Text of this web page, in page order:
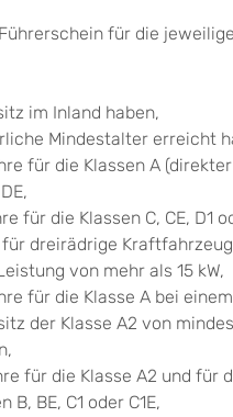
für die
im Inland haben,
Mindestalter erreicht
für die Klassen A (direkter
für die Klassen C, CE, D1
dreirädrige
von mehr als 15 kW,
für die Klasse A bei einem
der Klasse A2 von
für die Klasse A2 und für
B, BE, C1 oder C1E,